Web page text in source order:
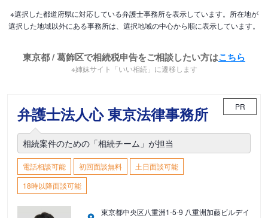
※選択した都道府県に対応している弁護士事務所を表示しています。所在地が
選択した地域以外にある事務所は、選択地域の中心から順に表示しています。
東京都 / 葛飾区で相続税申告をご相談したい方はこちら
※姉妹サイト「いい相続」に遷移します
弁護士法人心 東京法律事務所 PR
相続案件のための「相続チーム」が担当
電話相談可能 初回面談無料
土日面談可能
18時以降面談可能
東京都中央区八重洲1-5-9 八重洲加藤ビルデイ